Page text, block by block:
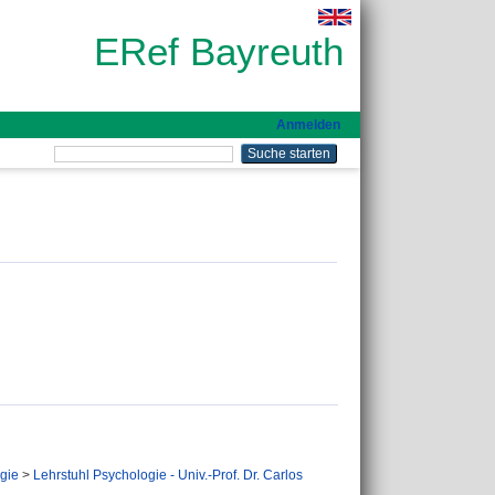
ERef Bayreuth
Anmelden
> Lehrstuhl Psychologie - Univ.-Prof. Dr. Carlos